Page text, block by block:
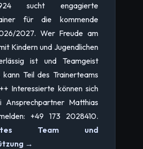
sucht engagierte
für die kommende
2027. Wer Freude am
Kindern und Jugendlichen
ist und Teamgeist
Teil des Trainerteams
Interessierte können sich
Ansprechpartner Matthias
+49 173 2028410.
Team und
→